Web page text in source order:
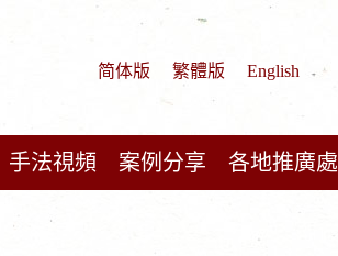
简体版 繁體版 English
手法視頻 案例分享 各地推廣處